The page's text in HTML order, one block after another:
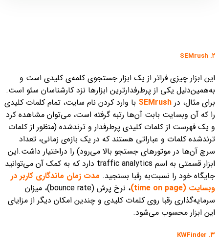
۲. SEMrush
این ابزار چیزی فراتر از یک ابزار جستجوی کلمه‌ی کلیدی است و
به‌همین‌دلیل یکی از پرطرفدارترین ابزارها نزد کارشناسان سئو است.
برای مثال، در SEMrush با وارد کردن نام سایت، تمام کلمات کلیدی
را که آن وبسایت بابت آن‌ها رتبه گرفته است، می‌توان مشاهده کرد
و یک فهرست از کلمات کلیدی پرطرفدار و ترندشده (منظور از کلمات
ترندشده کلمات و عباراتی هستند که در یک بازه‌ی زمانی، تعداد
سرچ آن‌ها در موتورهای جستجو بالا می‌رود) را دراختیار داشت.این
ابزار قسمتی به اسم traffic analytics دارد که به کمک آن می‌توانید
جایگاه خود را نسبت‌به رقبا بسنجید. مدت زمان ماندگاری کاربر در
وبسایت (time on page)
، نرخ پرش (bounce rate)، میزان
سرمایه‌گذاری رقبا روی کلمات کلیدی و چندین امکان دیگر از مزایای
این ابزار محسوب می‌شود.
۳. KWFinder